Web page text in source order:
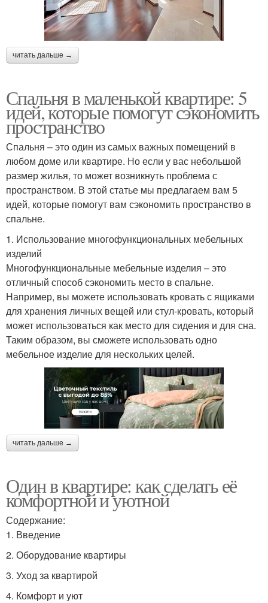
читать дальше →
Спальня в маленькой квартире: 5
идей, которые помогут сэкономить
пространство
Спальня – это один из самых важных помещений в
любом доме или квартире. Но если у вас небольшой
размер жилья, то может возникнуть проблема с
пространством. В этой статье мы предлагаем вам 5
идей, которые помогут вам сэкономить пространство в
спальне.
1. Использование многофункциональных мебельных
изделий
Многофункциональные мебельные изделия – это
отличный способ сэкономить место в спальне.
Например, вы можете использовать кровать с ящиками
для хранения личных вещей или стул-кровать, который
может использоваться как место для сидения и для сна.
Таким образом, вы сможете использовать одно
мебельное изделие для нескольких целей.
читать дальше →
Один в квартире: как сделать её
комфортной и уютной
Содержание:
1. Введение
2. Оборудование квартиры
3. Уход за квартирой
4. Комфорт и уют